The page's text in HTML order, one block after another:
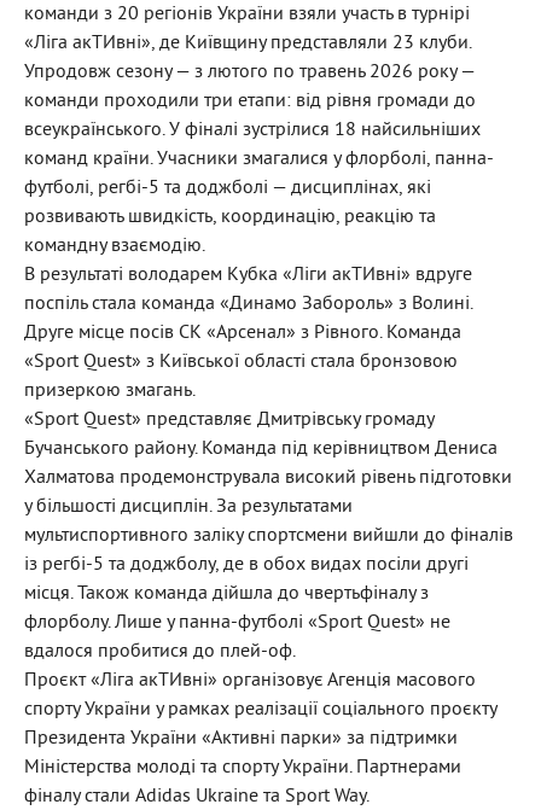
команди з 20 регіонів України взяли участь в турнірі
«Ліга акТИвні», де Київщину представляли 23 клуби.
Упродовж сезону — з лютого по травень 2026 року —
команди проходили три етапи: від рівня громади до
всеукраїнського. У фіналі зустрілися 18 найсильніших
команд країни. Учасники змагалися у флорболі, панна-
футболі, регбі-5 та доджболі — дисциплінах, які
розвивають швидкість, координацію, реакцію та
командну взаємодію.
В результаті володарем Кубка «Ліги акТИвні» вдруге
поспіль стала команда «Динамо Забороль» з Волині.
Друге місце посів СК «Арсенал» з Рівного. Команда
«Sport Quest» з Київської області стала бронзовою
призеркою змагань.
«Sport Quest» представляє Дмитрівську громаду
Бучанського району. Команда під керівництвом Дениса
Халматова продемонструвала високий рівень підготовки
у більшості дисциплін. За результатами
мультиспортивного заліку спортсмени вийшли до фіналів
із регбі-5 та доджболу, де в обох видах посіли другі
місця. Також команда дійшла до чвертьфіналу з
флорболу. Лише у панна-футболі «Sport Quest» не
вдалося пробитися до плей-оф.
Проєкт «Ліга акТИвні» організовує Агенція масового
спорту України у рамках реалізації соціального проєкту
Президента України «Активні парки» за підтримки
Міністерства молоді та спорту України. Партнерами
фіналу стали Adidas Ukraine та Sport Way.